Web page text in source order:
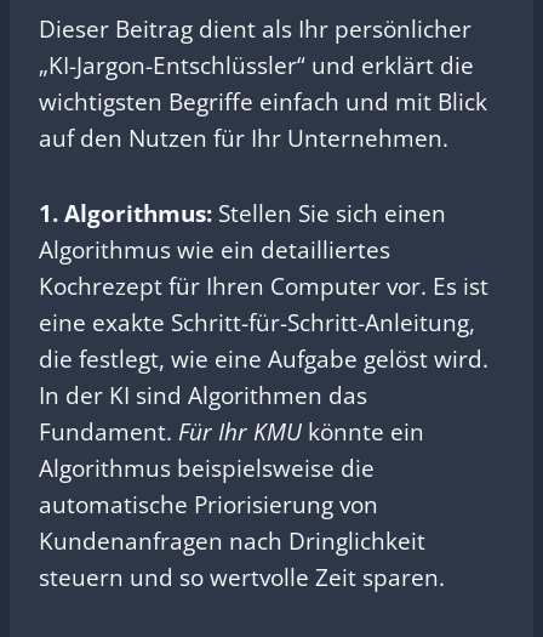
Dieser Beitrag dient als Ihr persönlicher
„KI-Jargon-Entschlüssler“ und erklärt die
wichtigsten Begriffe einfach und mit Blick
auf den Nutzen für Ihr Unternehmen.
1. Algorithmus: Stellen Sie sich einen
Algorithmus wie ein detailliertes
Kochrezept für Ihren Computer vor. Es ist
eine exakte Schritt-für-Schritt-Anleitung,
die festlegt, wie eine Aufgabe gelöst wird.
In der KI sind Algorithmen das
Fundament. Für Ihr KMU könnte ein
Algorithmus beispielsweise die
automatische Priorisierung von
Kundenanfragen nach Dringlichkeit
steuern und so wertvolle Zeit sparen.